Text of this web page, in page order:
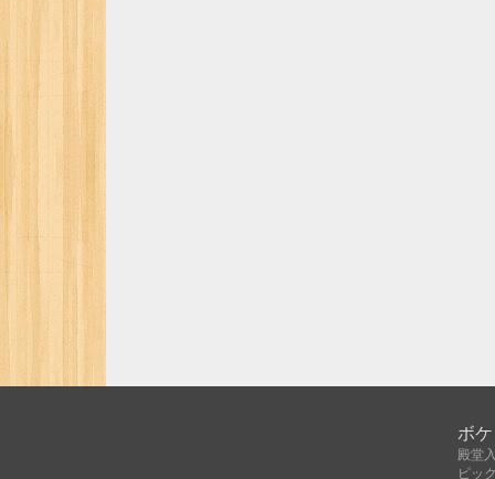
ボ
殿堂
ピッ